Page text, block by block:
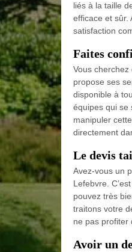
liés à la taille
efficace et sûr.
satisfaction
Faites
Vous
propose ses
disponible à
équipes qui se
manipuler
directement
Le devis
Avez-vous un
Lefebvre.
pouvez très
traitons votre
ne pas profiter
Avoir un